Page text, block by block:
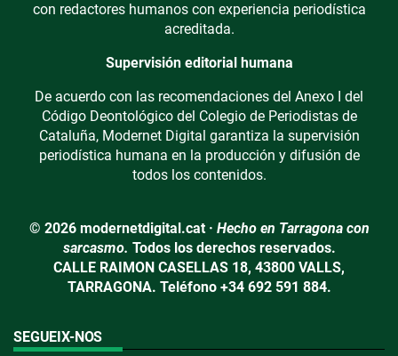
con redactores humanos con experiencia periodística
acreditada.
Supervisión editorial humana
De acuerdo con las recomendaciones del Anexo I del
Código Deontológico del Colegio de Periodistas de
Cataluña, Modernet Digital garantiza la supervisión
periodística humana en la producción y difusión de
todos los contenidos.
© 2026 modernetdigital.cat · Hecho en Tarragona con
sarcasmo. Todos los derechos reservados.
CALLE RAIMON CASELLAS 18, 43800 VALLS,
TARRAGONA. Teléfono +34 692 591 884.
SEGUEIX-NOS